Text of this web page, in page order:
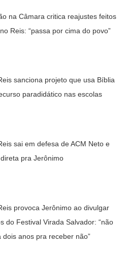
na Câmara critica reajustes feitos
Reis: “passa por cima do povo”
sanciona projeto que usa Bíblia
paradidático nas escolas
sai em defesa de ACM Neto e
pra Jerônimo
provoca Jerônimo ao divulgar
do Festival Virada Salvador: “não
dois anos pra receber não”